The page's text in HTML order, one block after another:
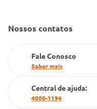
Dúvidas Frequentes
Cartão Grupo Conde
Televendas
Nossos contatos
Fale Conosco
Saber mais
Central de ajuda:
4000-1194